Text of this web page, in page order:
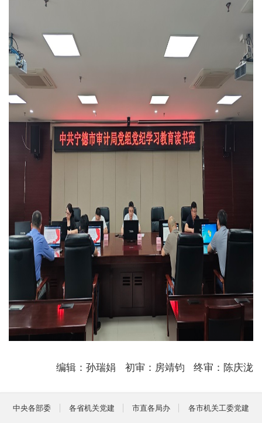
编辑：孙瑞娟 初审：房靖钧 终审：陈庆泷
中央各部委 各省机关党建 市直各局办 各市机关工委党建